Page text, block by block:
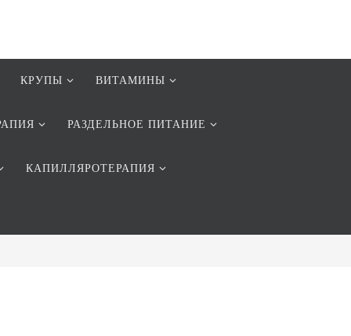
КРУПЫ ВИТАМИНЫ
РАЗДЕЛЬНОЕ ПИТАНИЕ
КАПИЛЛЯРОТЕРАПИЯ